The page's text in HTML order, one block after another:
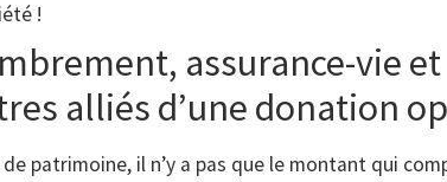
!
assurance-vie
alliés d’une donation
patrimoine, il n’y a pas que le montant qui